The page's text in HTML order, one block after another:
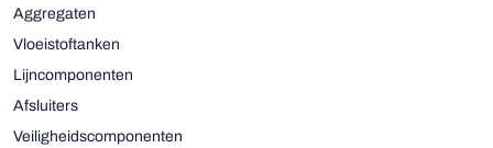
Aggregaten
Vloeistoftanken
Lijncomponenten
Afsluiters
Veiligheidscomponenten